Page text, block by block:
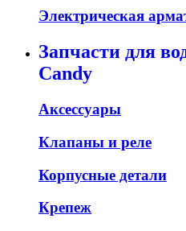
Электрическая
Запчасти для
Candy
Аксессуары
Клапаны и реле
Корпусные детали
Крепеж